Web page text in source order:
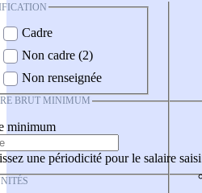
Cadre
Non cadre (2)
Non renseignée
BRUT MINIMUM
minimum
une périodicité pour le salaire saisi